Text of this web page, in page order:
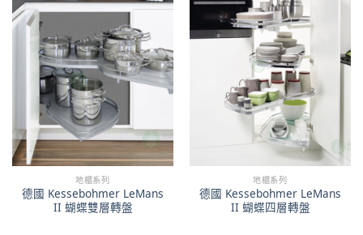
地櫃系列
德國 Kessebohmer LeMans
II 蝴蝶雙層轉盤
地櫃系列
德國 Kessebohmer LeMans
II 蝴蝶四層轉盤